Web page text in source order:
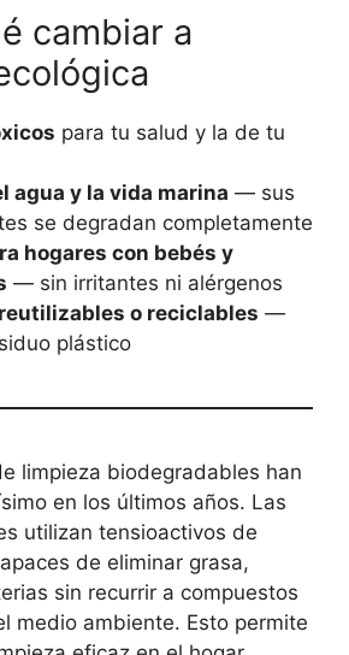
cambiar a
para tu salud y la de tu
agua y la vida marina — sus
se degradan completamente
hogares con bebés y
— sin irritantes ni alérgenos
o reciclables —
plástico
limpieza biodegradables han
en los últimos años. Las
utilizan tensioactivos de
de eliminar grasa,
sin recurrir a compuestos
medio ambiente. Esto permite